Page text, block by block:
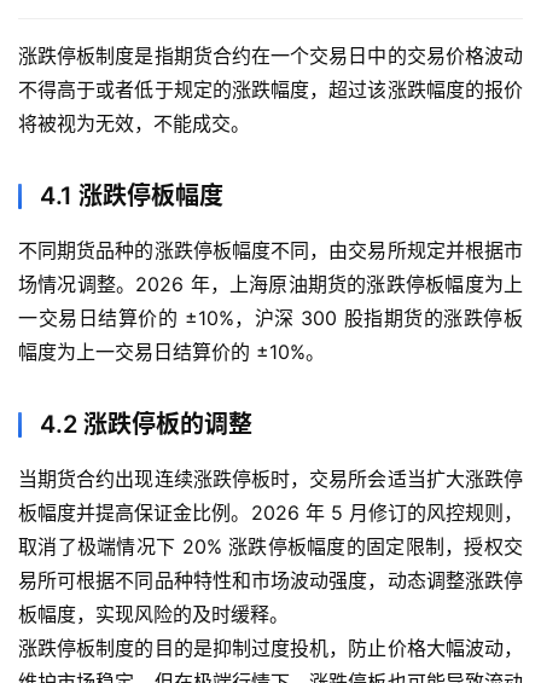
涨跌停板制度是指期货合约在一个交易日中的交易价格波动
不得高于或者低于规定的涨跌幅度，超过该涨跌幅度的报价
将被视为无效，不能成交。
4.1 涨跌停板幅度
不同期货品种的涨跌停板幅度不同，由交易所规定并根据市
场情况调整。2026 年，上海原油期货的涨跌停板幅度为上
一交易日结算价的 ±10%，沪深 300 股指期货的涨跌停板
幅度为上一交易日结算价的 ±10%。
4.2 涨跌停板的调整
当期货合约出现连续涨跌停板时，交易所会适当扩大涨跌停
板幅度并提高保证金比例。2026 年 5 月修订的风控规则，
取消了极端情况下 20% 涨跌停板幅度的固定限制，授权交
易所可根据不同品种特性和市场波动强度，动态调整涨跌停
板幅度，实现风险的及时缓释。
涨跌停板制度的目的是抑制过度投机，防止价格大幅波动，